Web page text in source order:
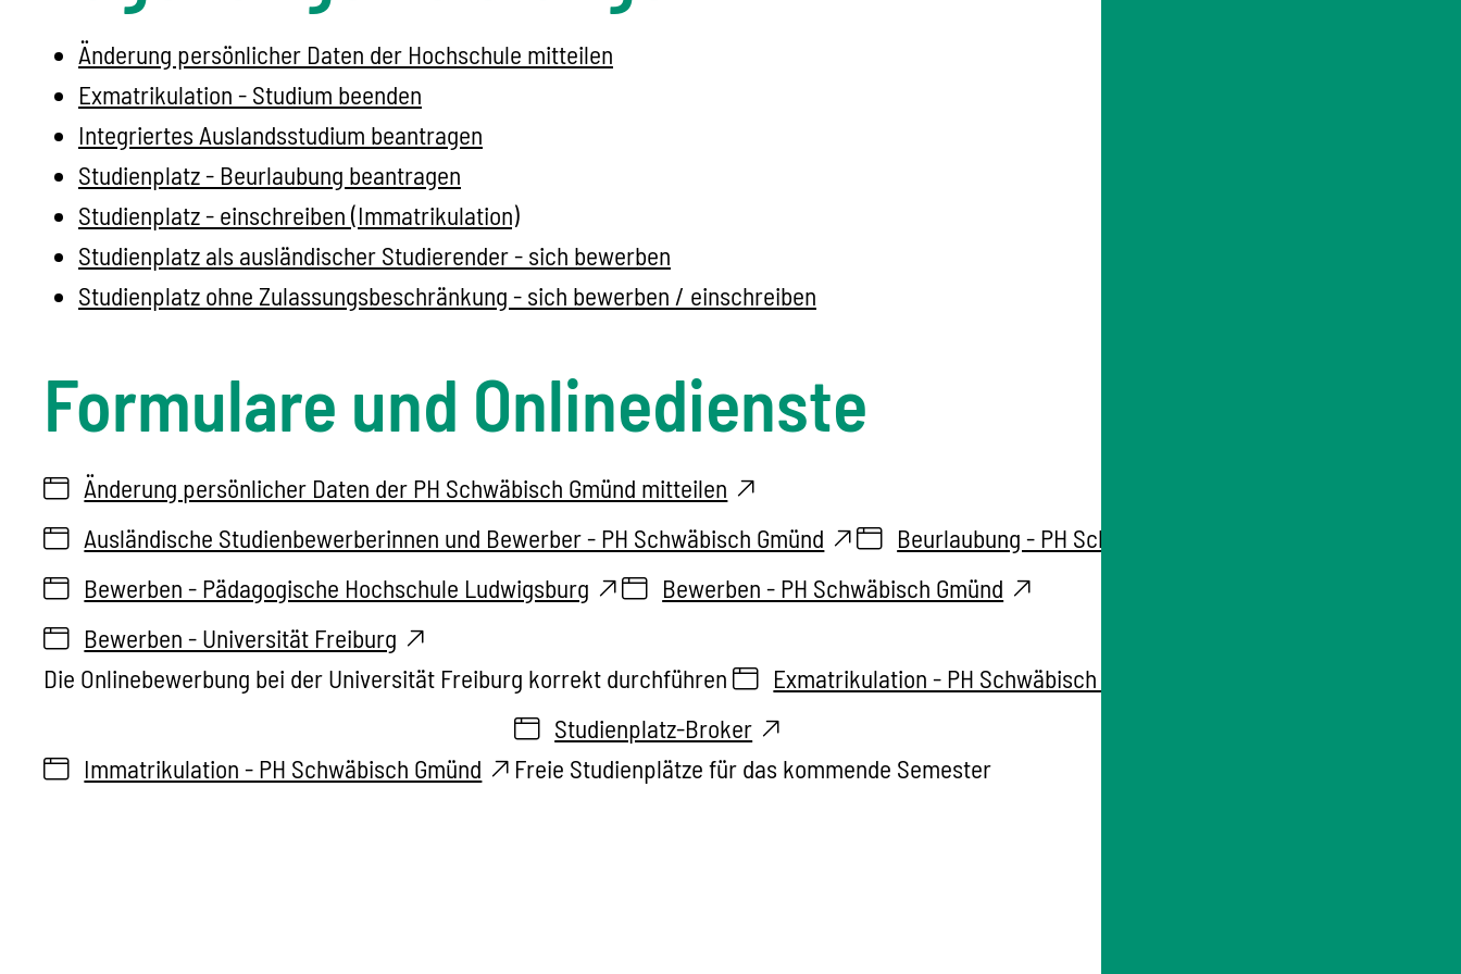
Änderung persönlicher Daten der Hochschule mitteilen
Exmatrikulation - Studium beenden
Integriertes Auslandsstudium beantragen
Studienplatz - Beurlaubung beantragen
Studienplatz - einschreiben (Immatrikulation)
Studienplatz als ausländischer Studierender - sich bewerben
Studienplatz ohne Zulassungsbeschränkung - sich bewerben / einschreiben
Formulare und Onlinedienste
Änderung persönlicher Daten der PH Schwäbisch Gmünd mitteilen
Ausländische Studienbewerberinnen und Bewerber - PH Schwäbisch Gmünd
Beurlaubung - PH Schwäbisch Gmünd
Bewerben - Pädagogische Hochschule Ludwigsburg
Bewerben - PH Schwäbisch Gmünd
Bewerben - Universität Freiburg
Die Onlinebewerbung bei der Universität Freiburg korrekt durchführen
Exmatrikulation - PH Schwäbisch Gmünd
Immatrikulation - PH Schwäbisch Gmünd
Studienplatz-Broker
Freie Studienplätze für das kommende Semester